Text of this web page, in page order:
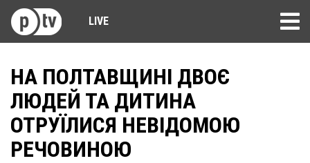
LIVE
НА ПОЛТАВЩИНІ ДВОЄ
ЛЮДЕЙ ТА ДИТИНА
ОТРУЇЛИСЯ НЕВІДОМОЮ
РЕЧОВИНОЮ